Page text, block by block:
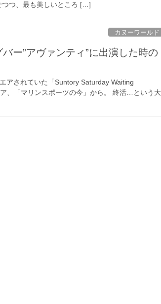
つつ、最も美しいところ […]
カヌーワールド
ー”アヴァンティ”に出演した時の
アされていた「Suntory Saturday Waiting
、「マリンスポーツの今」から。 終活…という大